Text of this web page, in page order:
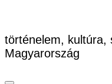
történelem, kultúra,
Magyarország